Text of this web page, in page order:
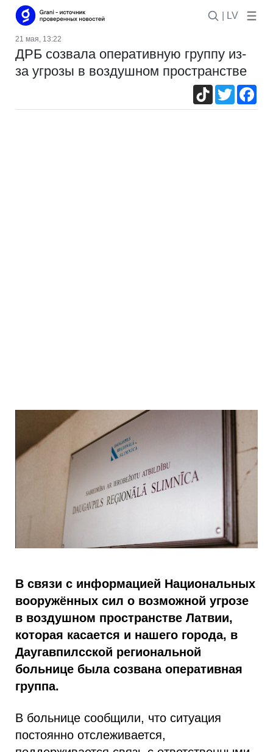
| LV
21 мая, 13:22
ДРБ созвала оперативную группу из-
за угрозы в воздушном пространстве
TikTokTwitter
В связи с информацией Национальных
вооружённых сил о возможной угрозе
в воздушном пространстве Латвии,
которая касается и нашего города, в
Даугавпилсской региональной
больнице была созвана оперативная
группа.
В больнице сообщили, что ситуация
постоянно отслеживается,